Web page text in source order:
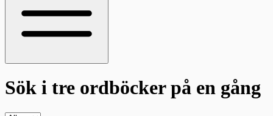
Sök i tre ordböckerpå en gång